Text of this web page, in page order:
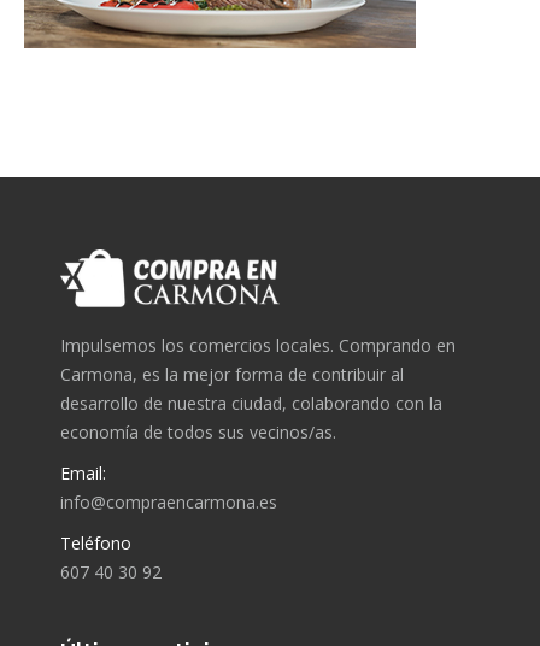
Impulsemos los comercios locales. Comprando en
Carmona, es la mejor forma de contribuir al
desarrollo de nuestra ciudad, colaborando con la
economía de todos sus vecinos/as.
Email:
info@compraencarmona.es
Teléfono
607 40 30 92